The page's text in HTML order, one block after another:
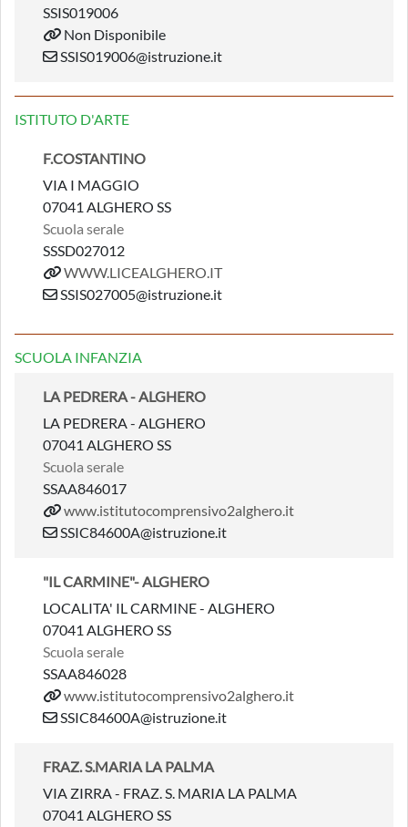
SSIS019006
Non Disponibile
SSIS019006@istruzione.it
ISTITUTO D'ARTE
F.COSTANTINO
VIA I MAGGIO
07041 ALGHERO SS
Scuola serale
SSSD027012
WWW.LICEALGHERO.IT
SSIS027005@istruzione.it
SCUOLA INFANZIA
LA PEDRERA - ALGHERO
LA PEDRERA - ALGHERO
07041 ALGHERO SS
Scuola serale
SSAA846017
www.istitutocomprensivo2alghero.it
SSIC84600A@istruzione.it
"IL CARMINE"- ALGHERO
LOCALITA' IL CARMINE - ALGHERO
07041 ALGHERO SS
Scuola serale
SSAA846028
www.istitutocomprensivo2alghero.it
SSIC84600A@istruzione.it
FRAZ. S.MARIA LA PALMA
VIA ZIRRA - FRAZ. S. MARIA LA PALMA
07041 ALGHERO SS